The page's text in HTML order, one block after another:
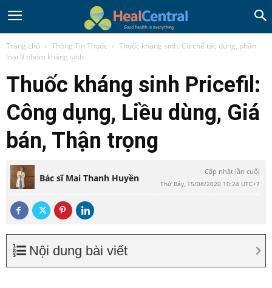
Trang chủ Thông Tin Thuốc
Thuốc kháng sinh: Cơ chế tác dụng, phân
loại 9 nhóm kháng sinh
Thuốc kháng sinh Pricefil:
Công dụng, Liều dùng, Giá
bán, Thận trọng
Bác sĩ Mai Thanh Huyền
Cập nhật lần cuối
Thứ Bảy, 15/08/2020 10:24 UTC+7
Nội dung bài viết